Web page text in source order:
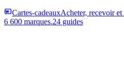
Cartes-cadeauxAcheter, recevoir et
6 600 marques.24 guides